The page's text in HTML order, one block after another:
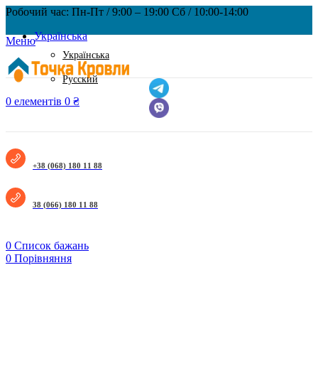
Робочий час: Пн-Пт / 9:00 – 19:00 Сб / 10:00-14:00
Українська
Українська
Русский
Меню
0 елементів 0 ₴
+38 (068) 180 11 88
38 (066) 180 11 88
0 Список бажань
0 Порівняння